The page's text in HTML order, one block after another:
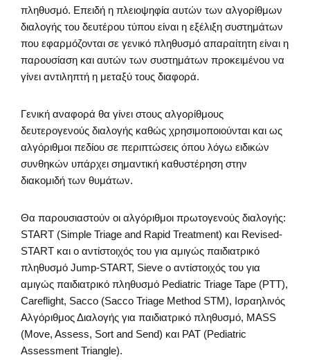
πληθυσμό. Επειδή η πλειοψηφία αυτών των αλγορίθμων
διαλογής του δευτέρου τύπου είναι η εξέλιξη συστημάτων
που εφαρμόζονται σε γενικό πληθυσμό απαραίτητη είναι η
παρουσίαση και αυτών των συστημάτων προκειμένου να
γίνει αντιληπτή η μεταξύ τους διαφορά.
Γενική αναφορά θα γίνει στους αλγορίθμους
δευτερογενούς διαλογής καθώς χρησιμοποιούνται και ως
αλγόριθμοι πεδίου σε περιπτώσεις όπου λόγω ειδικών
συνθηκών υπάρχει σημαντική καθυστέρηση στην
διακομιδή των θυμάτων.
Θα παρουσιαστούν οι αλγόριθμοι πρωτογενούς διαλογής:
START (Simple Triage and Rapid Treatment) και Revised-
START και ο αντίστοιχός του για αμιγώς παιδιατρικό
πληθυσμό Jump-START, Sieve ο αντίστοιχός του για
αμιγώς παιδιατρικό πληθυσμό Pediatric Triage Tape (PTT),
Careflight, Sacco (Sacco Triage Method STM), Ισραηλινός
Αλγόριθμος Διαλογής για παιδιατρικό πληθυσμό, MASS
(Move, Assess, Sort and Send) και PAT (Pediatric
Assessment Triangle).